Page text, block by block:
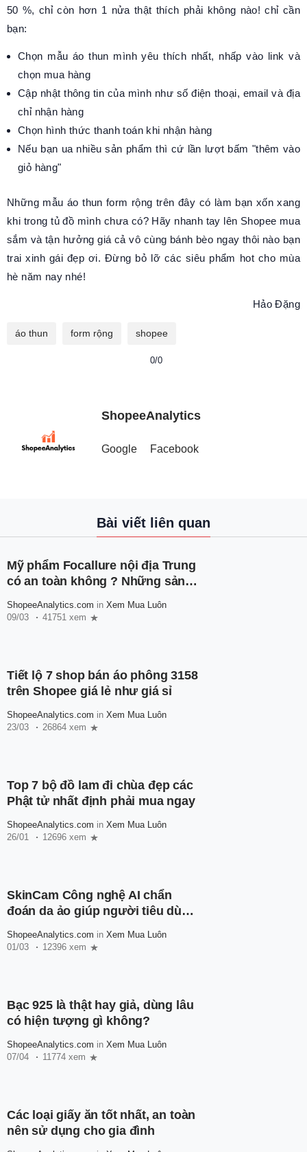
50 %, chỉ còn hơn 1 nửa thật thích phải không nào! chỉ cần
bạn:
Chọn mẫu áo thun mình yêu thích nhất, nhấp vào link và
chọn mua hàng
Cập nhật thông tin của mình như số điện thoại, email và địa
chỉ nhận hàng
Chọn hình thức thanh toán khi nhận hàng
Nếu bạn ua nhiều sản phẩm thì cứ lần lượt bấm "thêm vào
giỏ hàng"
Những mẫu áo thun form rộng trên đây có làm bạn xốn xang
khi trong tủ đồ mình chưa có? Hãy nhanh tay lên Shopee mua
sắm và tận hưởng giá cả vô cùng bánh bèo ngay thôi nào bạn
trai xinh gái đẹp ơi. Đừng bỏ lỡ các siêu phẩm hot cho mùa
hè năm nay nhé!
Hảo Đặng
áo thun form rộng shopee
0/0
ShopeeAnalytics
Google Facebook
Bài viết liên quan
Mỹ phẩm Focallure nội địa Trung
có an toàn không ? Những sản
ShopeeAnalytics.com in Xem Mua Luôn
09/03
41751 xem
Tiết lộ 7 shop bán áo phông 3158
trên Shopee giá lẻ như giá sỉ
ShopeeAnalytics.com in Xem Mua Luôn
23/03
26864 xem
Top 7 bộ đồ lam đi chùa đẹp các
Phật tử nhất định phải mua ngay
ShopeeAnalytics.com in Xem Mua Luôn
26/01
12696 xem
SkinCam Công nghệ AI chẩn
đoán da ảo giúp người tiêu dùng
mình
ShopeeAnalytics.com in Xem Mua Luôn
01/03
12396 xem
Bạc 925 là thật hay giả, dùng lâu
có hiện tượng gì không?
ShopeeAnalytics.com in Xem Mua Luôn
07/04
11774 xem
Các loại giấy ăn tốt nhất, an toàn
nên sử dụng cho gia đình